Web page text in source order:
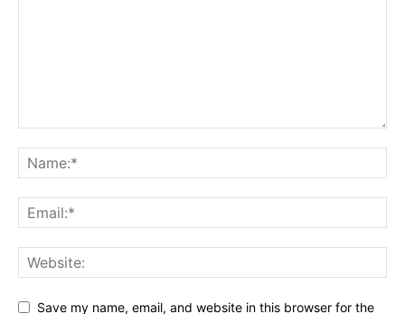
Save my name, email, and website in this browser for the